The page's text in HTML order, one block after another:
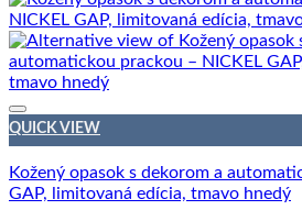
QUICK VIEW
Kožený opasok s dekorom a
GAP, limitovaná edícia, tmavo hnedý